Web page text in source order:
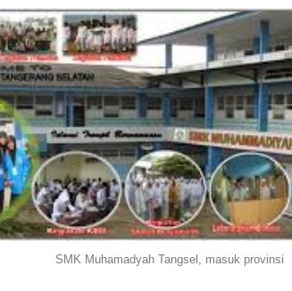
SMK Muhamadyah Tangsel, masuk provinsi